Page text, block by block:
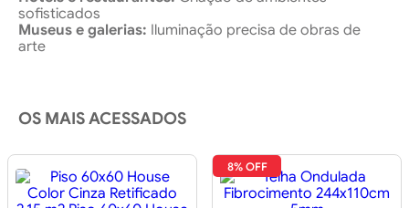
sofisticados
Museus e galerias: Iluminação precisa de obras de
arte
OS MAIS ACESSADOS
8% OFF